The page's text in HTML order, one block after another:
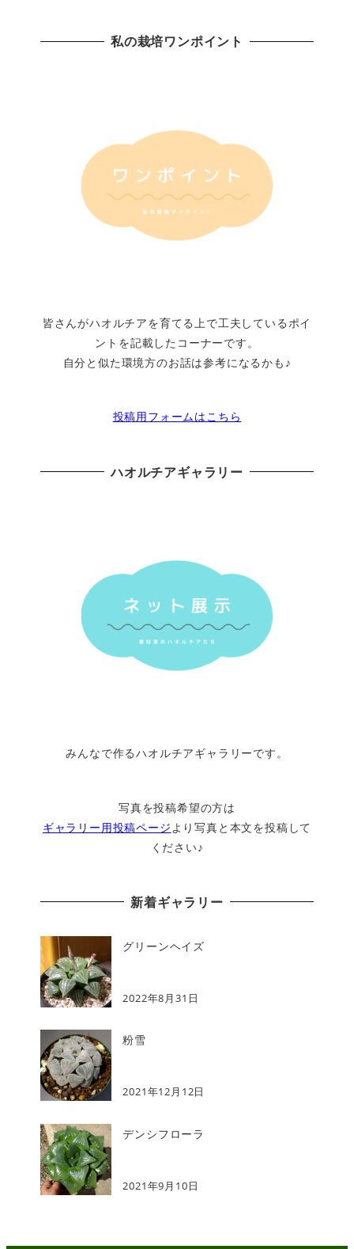
私の栽培ワンポイント
皆さんがハオルチアを育てる上で工夫しているポイ
ントを記載したコーナーです。
自分と似た環境方のお話は参考になるかも♪
投稿用フォームはこちら
ハオルチアギャラリー
みんなで作るハオルチアギャラリーです。
写真を投稿希望の方は
ギャラリー用投稿ページ より写真と本文を投稿して
ください♪
新着ギャラリー
グリーンヘイズ
2022年8月31日
粉雪
2021年12月12日
デンシフローラ
2021年9月10日